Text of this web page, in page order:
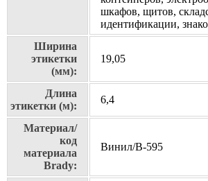
шкафов, щитов,
идентификации,
Ширина
этикетки
(мм):
19,05
Длина
этикетки (м):
6,4
Материал/
код
материала
Brady:
Винил/В-595